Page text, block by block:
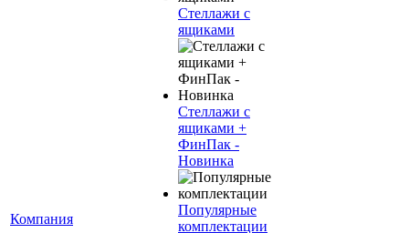
Компания
Стеллажи с
ящиками
Стеллажи с
ящиками +
ФинПак -
Новинка
Популярные
комплектации